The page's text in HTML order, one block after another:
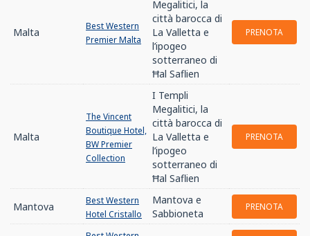
Malta
Best Western
Premier Malta
Megalitici, la
città barocca di
La Valletta e
l’ipogeo
sotterraneo di
Ħal Saflien
PRENOTA
Malta
The Vincent
Boutique Hotel,
BW Premier
Collection
I Templi
Megalitici, la
città barocca di
La Valletta e
l’ipogeo
sotterraneo di
Ħal Saflien
PRENOTA
Mantova
Best Western
Hotel Cristallo
Mantova e
Sabbioneta
PRENOTA